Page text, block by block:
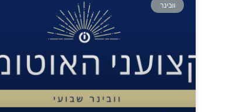
וובינר